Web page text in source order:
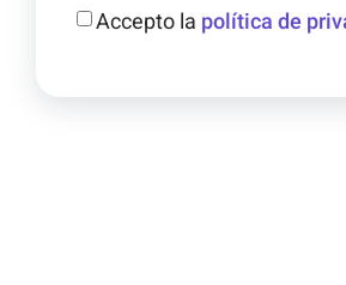
Accepto la política de